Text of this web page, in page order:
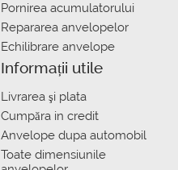
Pornirea acumulatorului
Repararea anvelopelor
Echilibrare anvelope
Informații utile
Livrarea şi plata
Сumpăra in credit
Anvelope dupa automobil
Toate dimensiunile